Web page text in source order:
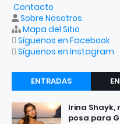
Contacto
Sobre Nosotros
Mapa del Sitio
Síguenos en Facebook
Síguenos en Instagram
ENTRADAS
RECIENTES
Irina Shayk,
posa para